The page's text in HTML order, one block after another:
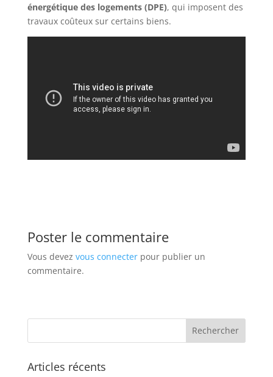
énergétique des logements (DPE), qui imposent des
travaux coûteux sur certains biens.
Poster le commentaire
Vous devez vous connecterpour publier un
commentaire.
Articles récents